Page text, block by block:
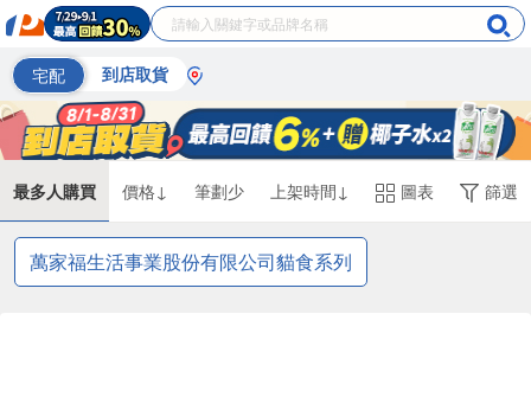
宅配 到店取貨
最多人購買 價格↓ 筆劃少 上架時間↓ 圖表 篩選
萬家福生活事業股份有限公司貓食系列